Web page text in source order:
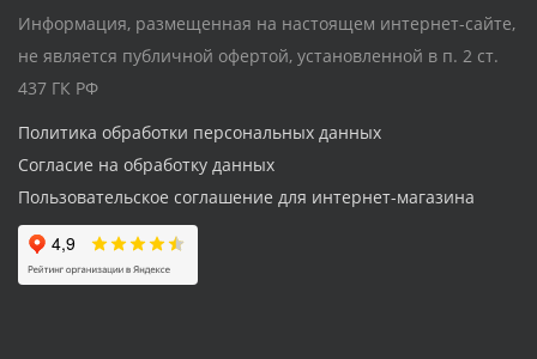
Информация, размещенная на настоящем интернет-сайте,
не является публичной офертой, установленной в п. 2 ст.
437 ГК РФ
Политика обработки персональных данных
Согласие на обработку данных
Пользовательское соглашение для интернет-магазина